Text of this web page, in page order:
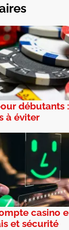
débutants
à éviter
casino
et sécurité